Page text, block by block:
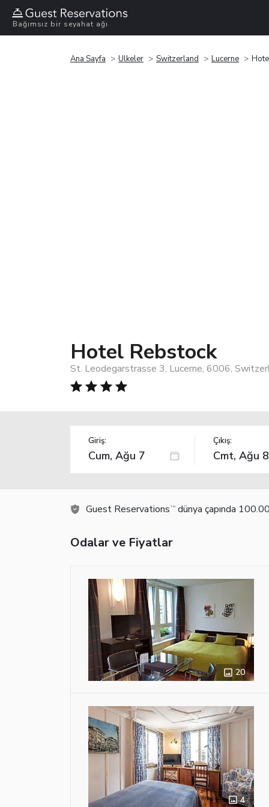
Bağımsız bir seyahat ağı
Ana Sayfa Ülkeler Switzerland Lucerne
Hotel Rebstock
St. Leodegarstrasse 3, Lucerne, 6006,
Giriş: Çıkış:
Guest Reservations TM dünya çapında
Odalar ve Fiyatlar
20
4